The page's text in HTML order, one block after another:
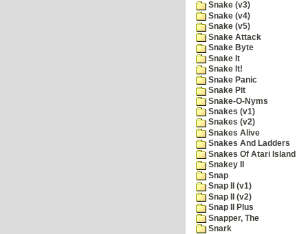
Snake (v3)
Snake (v4)
Snake (v5)
Snake Attack
Snake Byte
Snake It
Snake It!
Snake Panic
Snake Pit
Snake-O-Nyms
Snakes (v1)
Snakes (v2)
Snakes Alive
Snakes And Ladders
Snakes Of Atari Island
Snakey II
Snap
Snap II (v1)
Snap II (v2)
Snap II Plus
Snapper, The
Snark